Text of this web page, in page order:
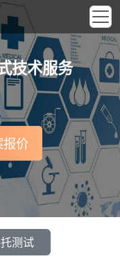
技术服务
报价
测试